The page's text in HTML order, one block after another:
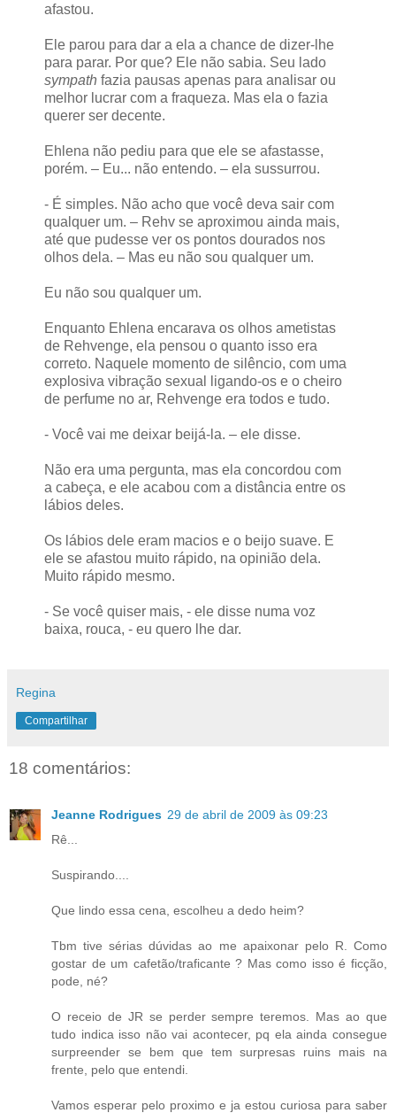
afastou.
Ele parou para dar a ela a chance de dizer-lhe
para parar. Por que? Ele não sabia. Seu lado
sympath fazia pausas apenas para analisar ou
melhor lucrar com a fraqueza. Mas ela o fazia
querer ser decente.
Ehlena não pediu para que ele se afastasse,
porém. – Eu... não entendo. – ela sussurrou.
- É simples. Não acho que você deva sair com
qualquer um. – Rehv se aproximou ainda mais,
até que pudesse ver os pontos dourados nos
olhos dela. – Mas eu não sou qualquer um.
Eu não sou qualquer um.
Enquanto Ehlena encarava os olhos ametistas
de Rehvenge, ela pensou o quanto isso era
correto. Naquele momento de silêncio, com uma
explosiva vibração sexual ligando-os e o cheiro
de perfume no ar, Rehvenge era todos e tudo.
- Você vai me deixar beijá-la. – ele disse.
Não era uma pergunta, mas ela concordou com
a cabeça, e ele acabou com a distância entre os
lábios deles.
Os lábios dele eram macios e o beijo suave. E
ele se afastou muito rápido, na opinião dela.
Muito rápido mesmo.
- Se você quiser mais, - ele disse numa voz
baixa, rouca, - eu quero lhe dar.
Regina
Compartilhar
18 comentários:
Jeanne Rodrigues 29 de abril de 2009 às 09:23
Rê...
Suspirando....
Que lindo essa cena, escolheu a dedo heim?
Tbm tive sérias dúvidas ao me apaixonar pelo R. Como
gostar de um cafetão/traficante ? Mas como isso é ficção,
pode, né?
O receio de JR se perder sempre teremos. Mas ao que
tudo indica isso não vai acontecer, pq ela ainda consegue
surpreender se bem que tem surpresas ruins mais na
frente, pelo que entendi.
Vamos esperar pelo proximo e ja estou curiosa para saber